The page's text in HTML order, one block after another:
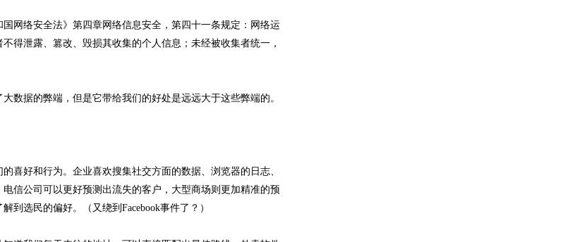
络安全法》第四章网络信息安全，第四十一条规定：网络运
得泄露、篡改、毁损其收集的个人信息；未经被收集者统一，
据的弊端，但是它带给我们的好处是远远大于这些弊端的。
好和行为。企业喜欢搜集社交方面的数据、浏览器的日志、
信公司可以更好预测出流失的客户，大型商场则更加精准的预
到选民的偏好。（又绕到Facebook事件了？）